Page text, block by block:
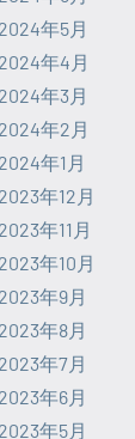
2024年5月
2024年4月
2024年3月
2024年2月
2024年1月
2023年12月
2023年11月
2023年10月
2023年9月
2023年8月
2023年7月
2023年6月
2023年5月